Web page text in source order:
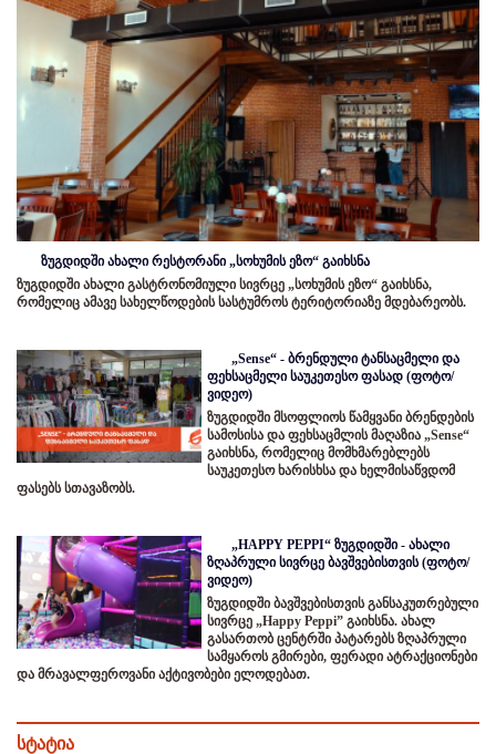
ზუგდიდში ახალი რესტორანი „სოხუმის ეზო“ გაიხსნა
ზუგდიდში ახალი გასტრონომიული სივრცე „სოხუმის ეზო“ გაიხსნა,
რომელიც ამავე სახელწოდების სასტუმროს ტერიტორიაზე მდებარეობს.
„Sense“ - ბრენდული ტანსაცმელი და
ფეხსაცმელი საუკეთესო ფასად (ფოტო/
ვიდეო)
ზუგდიდში მსოფლიოს წამყვანი ბრენდების
სამოსისა და ფეხსაცმლის მაღაზია „Sense“
გაიხსნა, რომელიც მომხმარებლებს
საუკეთესო ხარისხსა და ხელმისაწვდომ
ფასებს სთავაზობს.
„HAPPY PEPPI“ ზუგდიდში - ახალი
ზღაპრული სივრცე ბავშვებისთვის (ფოტო/
ვიდეო)
ზუგდიდში ბავშვებისთვის განსაკუთრებული
სივრცე „Happy Peppi” გაიხსნა. ახალ
გასართობ ცენტრში პატარებს ზღაპრული
სამყაროს გმირები, ფერადი ატრაქციონები
და მრავალფეროვანი აქტივობები ელოდებათ.
სტატია